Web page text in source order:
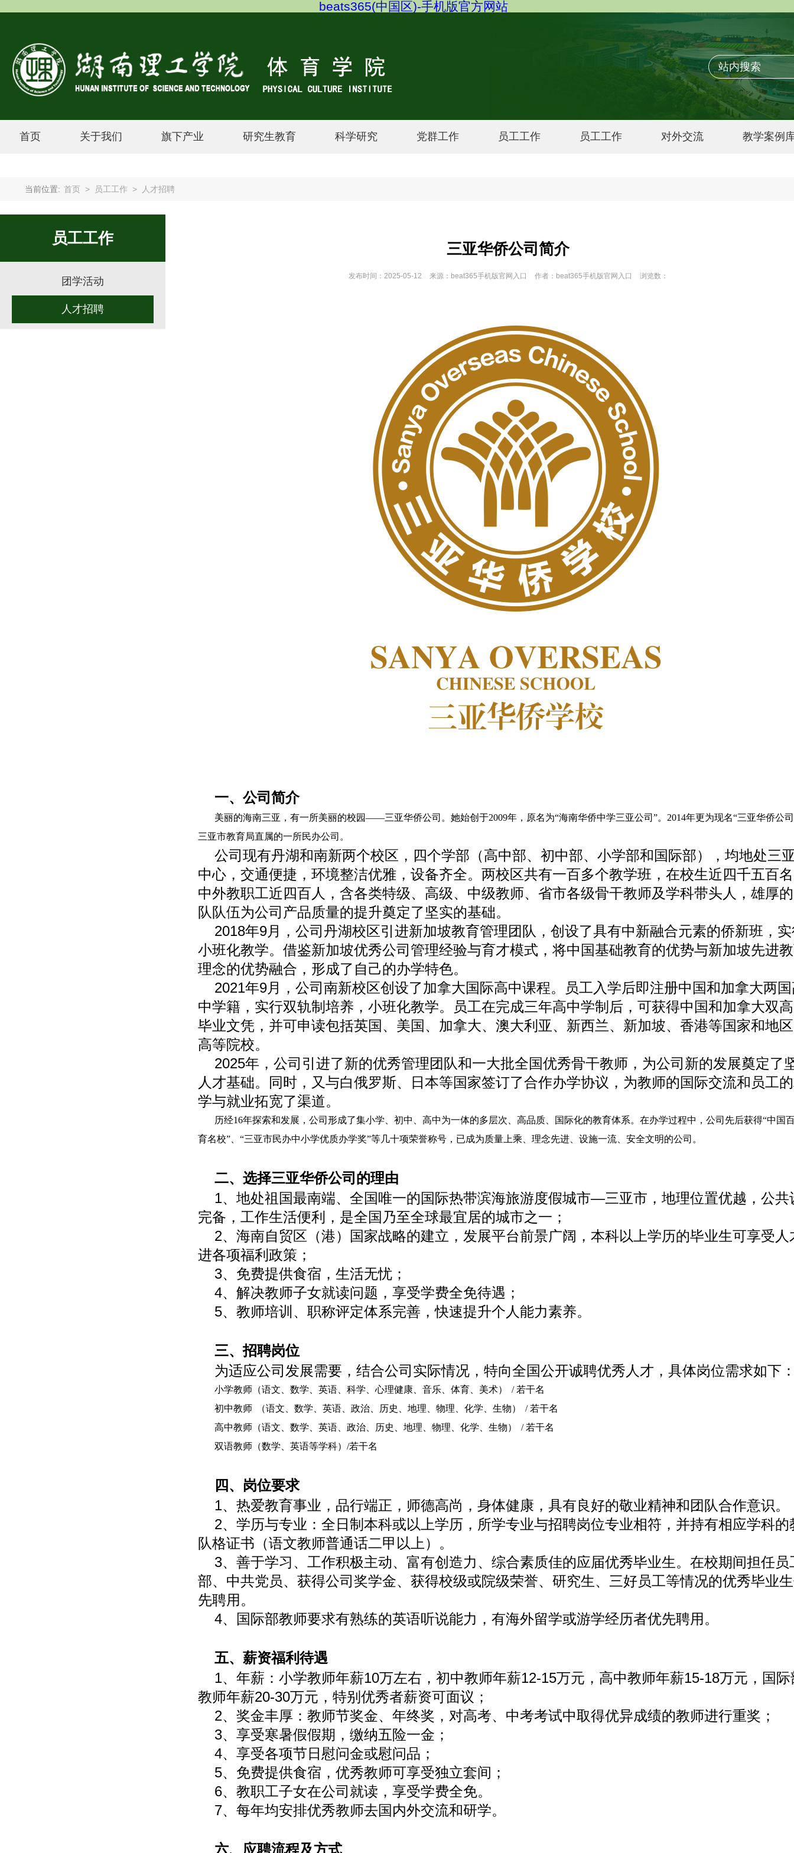
beats365(中国区)-手机版官方网站
首页 关于我们 旗下产业 研究生教育 科学研究 党群工作 员工工作 员工工作 对外交流 教学案例
当前位置: 首页 > 员工工作 > 人才招聘
员工工作
团学活动
人才招聘
三亚华侨公司简介
发布时间：2025-05-12 来源：beat365手机版官网入口 作者：beat365手机版官网入口 浏览数：
一、公司简介
美丽的海南三亚，有一所美丽的校园——三亚华侨公司。她始创于2009年，原名为“海南华侨中学三亚公司”。2014年更为现名“三亚华侨公
三亚市教育局直属的一所民办公司。
公司现有丹湖和南新两个校区，四个学部（高中部、初中部、小学部和国际部），均地处三
中心，交通便捷，环境整洁优雅，设备齐全。两校区共有一百多个教学班，在校生近四千五百
中外教职工近四百人，含各类特级、高级、中级教师、省市各级骨干教师及学科带头人，雄厚
队队伍为公司产品质量的提升奠定了坚实的基础。
2018年9月，公司丹湖校区引进新加坡教育管理团队，创设了具有中新融合元素的侨新班，
小班化教学。借鉴新加坡优秀公司管理经验与育才模式，将中国基础教育的优势与新加坡先进
理念的优势融合，形成了自己的办学特色。
2021年9月，公司南新校区创设了加拿大国际高中课程。员工入学后即注册中国和加拿大两
中学籍，实行双轨制培养，小班化教学。员工在完成三年高中学制后，可获得中国和加拿大双
毕业文凭，并可申读包括英国、美国、加拿大、澳大利亚、新西兰、新加坡、香港等国家和地
高等院校。
2025年，公司引进了新的优秀管理团队和一大批全国优秀骨干教师，为公司新的发展奠定了
人才基础。同时，又与白俄罗斯、日本等国家签订了合作办学协议，为教师的国际交流和员工
学与就业拓宽了渠道。
历经16年探索和发展，公司形成了集小学、初中、高中为一体的多层次、高品质、国际化的教育体系。在办学过程中，公司先后获得“中国
育名校”、“三亚市民办中小学优质办学奖”等几十项荣誉称号，已成为质量上乘、理念先进、设施一流、安全文明的公司。
二、选择三亚华侨公司的理由
1、地处祖国最南端、全国唯一的国际热带滨海旅游度假城市—三亚市，地理位置优越，公共
完备，工作生活便利，是全国乃至全球最宜居的城市之一；
2、海南自贸区（港）国家战略的建立，发展平台前景广阔，本科以上学历的毕业生可享受人
进各项福利政策；
3、免费提供食宿，生活无忧；
4、解决教师子女就读问题，享受学费全免待遇；
5、教师培训、职称评定体系完善，快速提升个人能力素养。
三、招聘岗位
为适应公司发展需要，结合公司实际情况，特向全国公开诚聘优秀人才，具体岗位需求如下
小学教师（语文、数学、英语、科学、心理健康、音乐、体育、美术）
/ 若干名
初中教师
（语文、数学、英语、政治、历史、地理、物理、化学、生物）
/ 若干名
高中教师（语文、数学、英语、政治、历史、地理、物理、化学、生物）
/ 若干名
双语教师（数学、英语等学科） /若干名
四、岗位要求
1、热爱教育事业，品行端正，师德高尚，身体健康，具有良好的敬业精神和团队合作意识。
2、学历与专业：全日制本科或以上学历，所学专业与招聘岗位专业相符，并持有相应学科的
队格证书（语文教师普通话二甲以上）。
3、善于学习、工作积极主动、富有创造力、综合素质佳的应届优秀毕业生。在校期间担任员
部、中共党员、获得公司奖学金、获得校级或院级荣誉、研究生、三好员工等情况的优秀毕业
先聘用。
4、国际部教师要求有熟练的英语听说能力，有海外留学或游学经历者优先聘用。
五、薪资福利待遇
1、年薪：小学教师年薪10万左右，初中教师年薪12-15万元，高中教师年薪15-18万元，国际
教师年薪20-30万元，特别优秀者薪资可面议；
2、奖金丰厚：教师节奖金、年终奖，对高考、中考考试中取得优异成绩的教师进行重奖；
3、享受寒暑假假期，缴纳五险一金；
4、享受各项节日慰问金或慰问品；
5、免费提供食宿，优秀教师可享受独立套间；
6、教职工子女在公司就读，享受学费全免。
7、每年均安排优秀教师去国内外交流和研学。
六、应聘流程及方式